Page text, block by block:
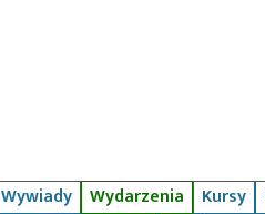
Wywiady Wydarzenia Kursy